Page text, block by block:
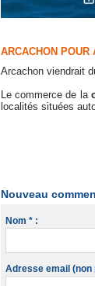
ARCACHON POUR
Arcachon viendrait
Le commerce de la
localités situées
Nouveau
Nom * :
Adresse email (non